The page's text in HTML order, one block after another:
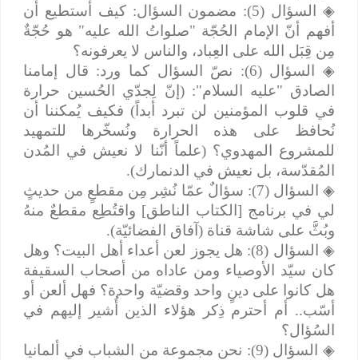
◈
السؤال (5): مضمون السؤال: كيف أستطيع أن
أفهم أنّ الإمام الحُجّة "صلواتُ الله عليه" هو حُجّةٌ
مِن قِبَل الله على العِباد، والناس لا يعرفونه؟
◈
السؤال (6): نصّ السؤال كما ورد: قال إمامنا
الصادق "عليه السلام": (إنّ لِجدّي الحُسين حرارة
في قلوب المؤمنين لن تبرد أبداً) فكيف يُمكننا أن
نُحافظ على هذه الحرارة ونُسخّرها للتمهيد
للمشروع المهدوي؟ (علماً أنّنا لا نعيش في المُدن
المُقدّسة، بل نعيش في الدنمارك).
◈
السؤال (7): سؤالٌ عمّا نُشِر مِن مقطعٍ من حديثٍ
لي في برنامج [الكتاب الناطق] واقتُطِع مقطعٌ منهُ
وبُثَّ على شاشة قناة (آفاق الفضائيّة).
◈
السؤال (8): هل يجوز لعن أعداء أهل البيت؟ وهل
كان سيّد الأوصياء ومن عاداه من أصحاب السقيفة
هل كانوا على دينٍ واحد وقضيّة واحدة؟ فهل ألعن أو
أسّب.. أم أحترم ذِكر هؤلاء الذين أُشير إليهم في
السُؤال؟
◈
السؤال (9): نحن مجموعة من الشباب في ألمانيا